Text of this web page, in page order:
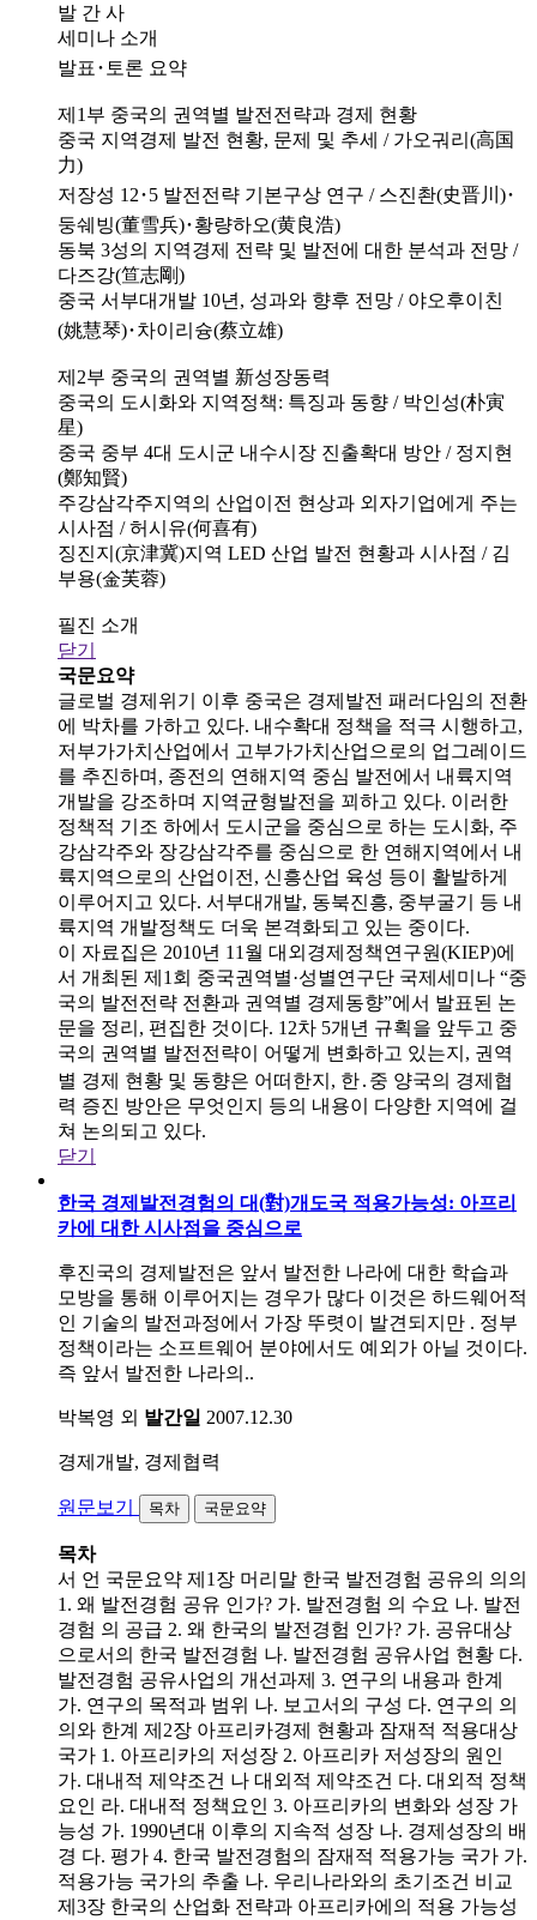
발 간 사
세미나 소개
발표･토론 요약
제1부 중국의 권역별 발전전략과 경제 현황
중국 지역경제 발전 현황, 문제 및 추세 / 가오궈리(高国
力)
저장성 12･5 발전전략 기본구상 연구 / 스진촨(史晋川)･
둥쉐빙(董雪兵)･황량하오(黄良浩)
동북 3성의 지역경제 전략 및 발전에 대한 분석과 전망 /
다즈강(笪志剛)
중국 서부대개발 10년, 성과와 향후 전망 / 야오후이친
(姚慧琴)･차이리슝(蔡立雄)
제2부 중국의 권역별 新성장동력
중국의 도시화와 지역정책: 특징과 동향 / 박인성(朴寅
星)
중국 중부 4대 도시군 내수시장 진출확대 방안 / 정지현
(鄭知賢)
주강삼각주지역의 산업이전 현상과 외자기업에게 주는
시사점 / 허시유(何喜有)
징진지(京津冀)지역 LED 산업 발전 현황과 시사점 / 김
부용(金芙蓉)
필진 소개
닫기
국문요약
글로벌 경제위기 이후 중국은 경제발전 패러다임의 전환
에 박차를 가하고 있다. 내수확대 정책을 적극 시행하고,
저부가가치산업에서 고부가가치산업으로의 업그레이드
를 추진하며, 종전의 연해지역 중심 발전에서 내륙지역
개발을 강조하며 지역균형발전을 꾀하고 있다. 이러한
정책적 기조 하에서 도시군을 중심으로 하는 도시화, 주
강삼각주와 장강삼각주를 중심으로 한 연해지역에서 내
륙지역으로의 산업이전, 신흥산업 육성 등이 활발하게
이루어지고 있다. 서부대개발, 동북진흥, 중부굴기 등 내
륙지역 개발정책도 더욱 본격화되고 있는 중이다.
이 자료집은 2010년 11월 대외경제정책연구원(KIEP)에
서 개최된 제1회 중국권역별·성별연구단 국제세미나 “중
국의 발전전략 전환과 권역별 경제동향”에서 발표된 논
문을 정리, 편집한 것이다. 12차 5개년 규획을 앞두고 중
국의 권역별 발전전략이 어떻게 변화하고 있는지, 권역
별 경제 현황 및 동향은 어떠한지, 한․중 양국의 경제협
력 증진 방안은 무엇인지 등의 내용이 다양한 지역에 걸
쳐 논의되고 있다.
닫기
한국 경제발전경험의 대(對)개도국 적용가능성: 아프리
카에 대한 시사점을 중심으로
후진국의 경제발전은 앞서 발전한 나라에 대한 학습과
모방을 통해 이루어지는 경우가 많다 이것은 하드웨어적
인 기술의 발전과정에서 가장 뚜렷이 발견되지만 . 정부
정책이라는 소프트웨어 분야에서도 예외가 아닐 것이다.
즉 앞서 발전한 나라의..
박복영 외 발간일 2007.12.30
경제개발, 경제협력
원문보기 목차 국문요약
목차
서 언 국문요약 제1장 머리말 한국 발전경험 공유의 의의
1. 왜 발전경험 공유 인가? 가. 발전경험 의 수요 나. 발전
경험 의 공급 2. 왜 한국의 발전경험 인가? 가. 공유대상
으로서의 한국 발전경험 나. 발전경험 공유사업 현황 다.
발전경험 공유사업의 개선과제 3. 연구의 내용과 한계
가. 연구의 목적과 범위 나. 보고서의 구성 다. 연구의 의
의와 한계 제2장 아프리카경제 현황과 잠재적 적용대상
국가 1. 아프리카의 저성장 2. 아프리카 저성장의 원인
가. 대내적 제약조건 나 대외적 제약조건 다. 대외적 정책
요인 라. 대내적 정책요인 3. 아프리카의 변화와 성장 가
능성 가. 1990년대 이후의 지속적 성장 나. 경제성장의 배
경 다. 평가 4. 한국 발전경험의 잠재적 적용가능 국가 가.
적용가능 국가의 추출 나. 우리나라와의 초기조건 비교
제3장 한국의 산업화 전략과 아프리카에의 적용 가능성